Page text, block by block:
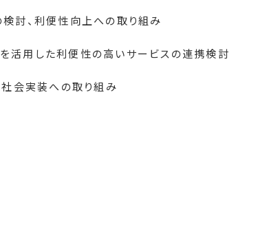
討、利便性向上への取り組み
活用した利便性の高いサービスの連携検討
社会実装への取り組み